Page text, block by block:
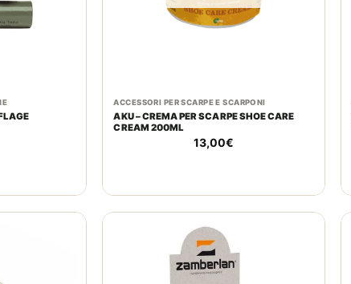
ACCESSORI PER SCARPE E SCARPONI
AKU – CREMA PER SCARPE SHOE CARE
CREAM 200ML
13,00€